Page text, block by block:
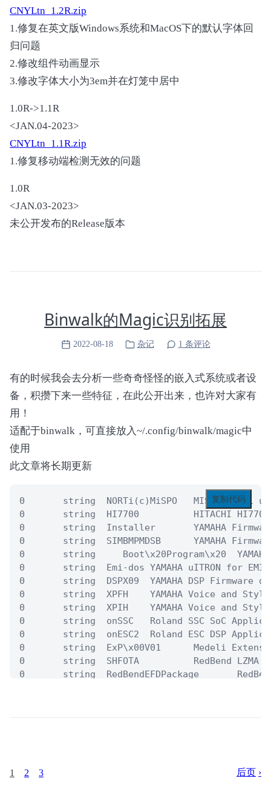
CNYLtn_1.2R.zip
1.修复在英文版Windows系统和MacOS下的默认字体回
归问题
2.修改组件动画显示
3.修改字体大小为3em并在灯笼中居中
1.0R->1.1R
<JAN.04-2023>
CNYLtn_1.1R.zip
1.修复移动端检测无效的问题
1.0R
<JAN.03-2023>
未公开发布的Release版本
Binwalk的Magic识别拓展
2022-08-18 杂记 1 条评论
有的时候我会去分析一些奇奇怪怪的嵌入式系统或者设
备，积攒下来一些特征，在此公开出来，也许对大家有
用！
适配于binwalk，可直接放入~/.config/binwalk/magic中
使用
此文章将长期更新
复制代码
0       string  NORTi(c)MiSPO   MISPO NORTi
0       string  HI7700          HITACHI HI7700/4
0       string  Installer       YAMAHA Firmware
0       string  SIMBMPMDSB      YAMAHA
0       string     Boot\x20Program\x20  YAMAHA
0       string  Emi-dos YAMAHA uITRON for EMI
0       string  DSPX09  YAMAHA DSP Firmware
0       string  XPFH    YAMAHA Voice and Style
0       string  XPIH    YAMAHA Voice and Style
0       string  onSSC   Roland SSC SoC
0       string  onESC2  Roland ESC DSP
0       string  ExP\x00V01      Medeli
0       string  SHFOTA          RedBend LZMA
0       string  RedBendEFDPackage
0       string  MIIG    Roland XV-30/5080 ROM
# [UPD]Sep.12-2022:Add SKHynix NVMe SSD
1 2 3 后页